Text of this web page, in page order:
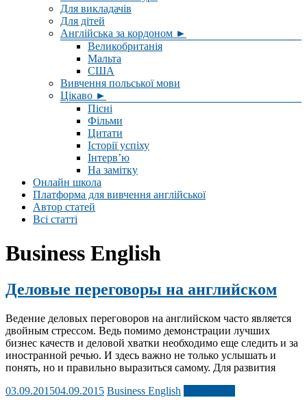
Для викладачів
Для дітей
Англійська за кордоном ►
Великобританія
Мальта
США
Вивчення польської мови
Цікаво ►
Пісні
Фільми
Цитати
Історії успіху
Інтерв’ю
На замітку
Онлайн школа
Платформа для вивчення англійської
Автор статей
Всі статті
Business English
Деловые переговоры на английском
Ведение деловых переговоров на английском часто является
двойным стрессом. Ведь помимо демонстрации лучших
бизнес качеств и деловой хватки необходимо еще следить и за
иностранной речью. И здесь важно не только услышать и
понять, но и правильно выразиться самому. Для развития
03.09.201504.09.2015 Business English